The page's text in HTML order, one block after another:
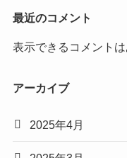
最近のコメント
表示できるコメントは
アーカイブ
2025年4月